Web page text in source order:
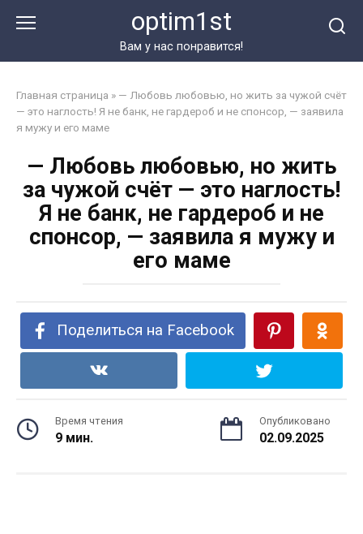
optim1st
Вам у нас понравится!
Главная страница » — Любовь любовью, но жить за чужой счёт
— это наглость! Я не банк, не гардероб и не спонсор, — заявила
я мужу и его маме
— Любовь любовью, но жить
за чужой счёт — это наглость!
Я не банк, не гардероб и не
спонсор, — заявила я мужу и
его маме
Поделиться на Facebook
Время чтения
9 мин.
Опубликовано
02.09.2025